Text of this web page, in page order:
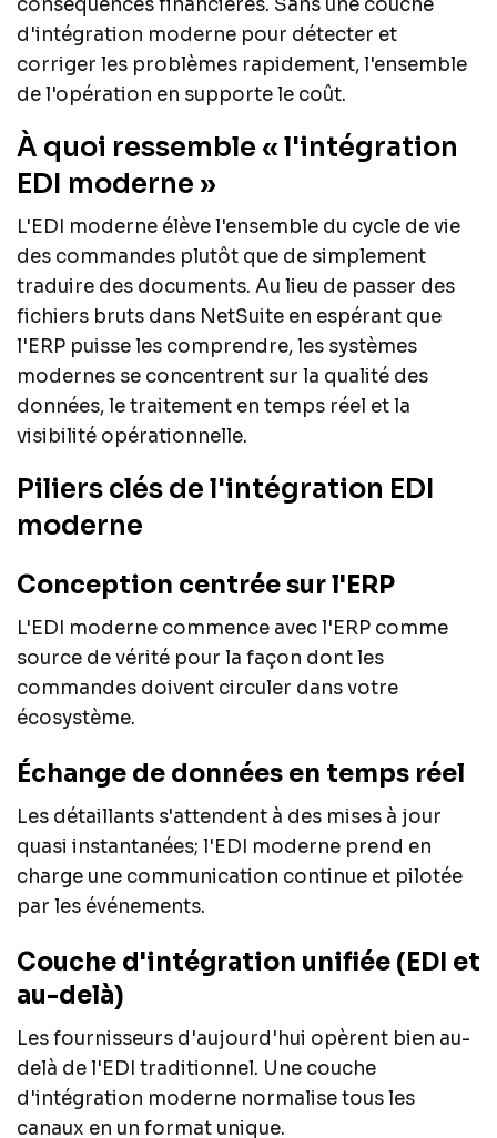
conséquences financières. Sans une couche
d'intégration moderne pour détecter et
corriger les problèmes rapidement, l'ensemble
de l'opération en supporte le coût.
À quoi ressemble « l'intégration
EDI moderne »
L'EDI moderne élève l'ensemble du cycle de vie
des commandes plutôt que de simplement
traduire des documents. Au lieu de passer des
fichiers bruts dans NetSuite en espérant que
l'ERP puisse les comprendre, les systèmes
modernes se concentrent sur la qualité des
données, le traitement en temps réel et la
visibilité opérationnelle.
Piliers clés de l'intégration EDI
moderne
Conception centrée sur l'ERP
L'EDI moderne commence avec l'ERP comme
source de vérité pour la façon dont les
commandes doivent circuler dans votre
écosystème.
Échange de données en temps réel
Les détaillants s'attendent à des mises à jour
quasi instantanées; l'EDI moderne prend en
charge une communication continue et pilotée
par les événements.
Couche d'intégration unifiée (EDI et
au-delà)
Les fournisseurs d'aujourd'hui opèrent bien au-
delà de l'EDI traditionnel. Une couche
d'intégration moderne normalise tous les
canaux en un format unique.